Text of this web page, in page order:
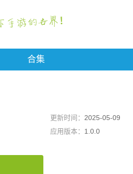
合集
更新时间： 2025-05-09
应用版本： 1.0.0